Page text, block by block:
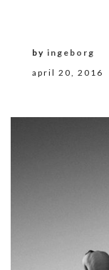
april 20, 2016
by ingeborg